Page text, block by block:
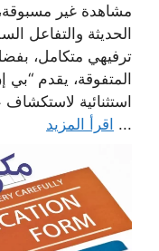
مشاهدة غير مسبوقة،
الحديثة والتفاعل
ترفيهي متكامل،
المتفوقة، يقدم
استثنائية
... اقرأ المزيد